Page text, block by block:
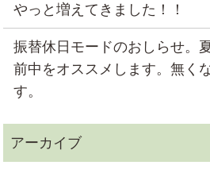
やっと増えてきました！！
振替休日モードのおしらせ。
前中をオススメします。無く
す。